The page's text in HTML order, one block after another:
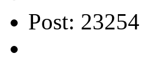
Post: 23254